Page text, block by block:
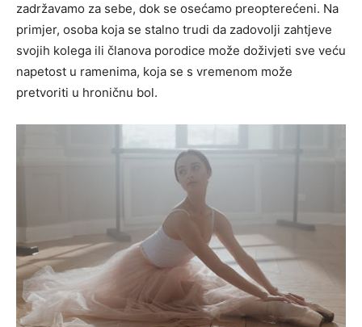
zadržavamo za sebe, dok se osećamo preopterećeni. Na
primjer, osoba koja se stalno trudi da zadovolji zahtjeve
svojih kolega ili članova porodice može doživjeti sve veću
napetost u ramenima, koja se s vremenom može
pretvoriti u hroničnu bol.